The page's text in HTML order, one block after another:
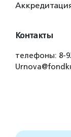
Контакты
телефоны: 8-